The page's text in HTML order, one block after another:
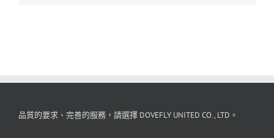
品質的要求、完善的服務，請選擇 DOVEFLY UNITED CO., LTD。